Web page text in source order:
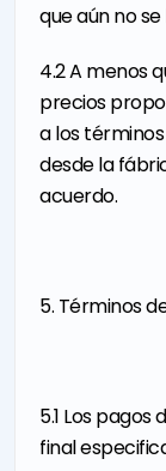
que aún no
4.2 A menos
precios
a los
desde la
acuerdo.
5. Términos
5.1 Los
final